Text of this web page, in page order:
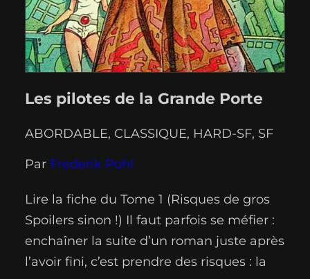
Les pilotes de la Grande Porte
ABORDABLE, CLASSIQUE, HARD-SF, SF
Par Frederik Pohl
Lire la fiche du Tome 1 (Risques de gros
Spoilers sinon !) Il faut parfois se méfier :
enchaîner la suite d’un roman juste après
l’avoir fini, c’est prendre des risques : la